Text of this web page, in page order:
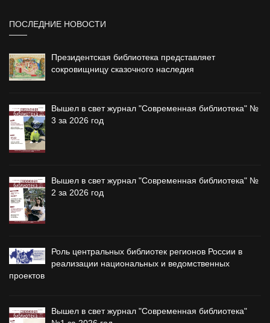
ПОСЛЕДНИЕ НОВОСТИ
Президентская библиотека представляет
сокровищницу сказочного наследия
Вышел в свет журнал "Современная библиотека" №
3 за 2026 год
Вышел в свет журнал "Современная библиотека" №
2 за 2026 год
Роль центральных библиотек регионов России в
реализации национальных и ведомственных
проектов
Вышел в свет журнал "Современная библиотека"